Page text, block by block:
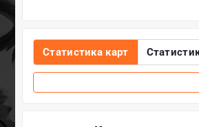
Статистика карт